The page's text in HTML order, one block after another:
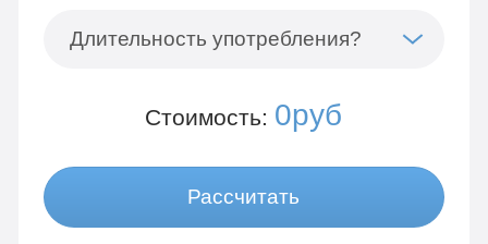
Длительность употребления?
Стоимость: 0руб
Рассчитать